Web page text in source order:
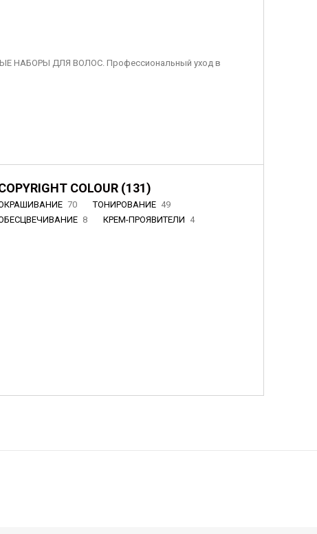
НАБОРЫ ДЛЯ ВОЛОС. Профессиональный уход в
COLOUR (131)
70 ТОНИРОВАНИЕ 49
8 КРЕМ-ПРОЯВИТЕЛИ 4